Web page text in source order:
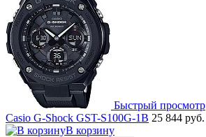
Быстрый просмотр
Casio G-Shock GST-S100G-1B 25 844 руб.
В корзину